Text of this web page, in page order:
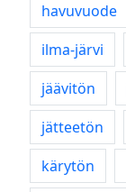
havuvuode
ilma-järvi
jäävitön
jätteetön
kärytön